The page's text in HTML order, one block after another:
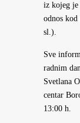
iz kojeg
odnos
sl.).
Sve
radnim
Svetlana
centar
13:00 h.